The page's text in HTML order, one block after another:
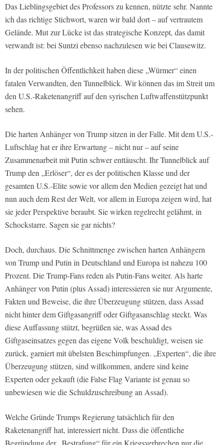
Das Lieblingsgebiet des Professors zu kennen, nützte sehr. Nannte
ich das richtige Stichwort, waren wir bald dort – auf vertrautem
Gelände. Mut zur Lücke ist das strategische Konzept, das damit
verwandt ist: bei Suntzi ebenso nachzulesen wie bei Clausewitz.
In der politischen Öffentlichkeit haben diese „Würmer“ einen
fatalen Verwandten, den Tunnelblick. Wir können das im Streit um
den U.S.-Raketenangriff auf den syrischen Luftwaffenstützpunkt
sehen.
Die harten Anhänger von Trump sitzen in der Falle. Mit dem U.S.-
Luftschlag hat er ihre Erwartung – nicht nur – auf seine
Zusammenarbeit mit Putin schwer enttäuscht. Ihr Tunnelblick auf
Trump den „Erlöser“, der es der politischen Klasse und der
gesamten U.S.-Elite sowie vor allem den Medien gezeigt hat und
nun auch dem Rest der Welt, vor allem in Europa zeigen wird, hat
sie jeder Perspektive beraubt. Sie wirken regelrecht gelähmt, in
Schockstarre. Sagen sie gar nichts?
Doch, durchaus. Die Schnittmenge zwischen harten Anhängern
von Trump und Putin in Deutschland und Europa ist nahezu 100
Prozent. Die Trump-Fans reden als Putin-Fans weiter. Als harte
Anhänger von Putin (plus Assad) interessieren sie nur Argumente,
Fakten und Beweise, die ihre Überzeugung stützen, dass Assad
nicht hinter dem Giftgasangriff oder Giftgasanschlag steckt. Was
diese Auffassung stützt, begrüßen sie, was Assad des
Giftgaseinsatzes gegen das eigene Volk beschuldigt, weisen sie
zurück, garniert mit übelsten Beschimpfungen. „Experten“, die ihre
Überzeugung stützen, sind willkommen, andere sind keine
Experten oder gekauft (die False Flag Variante ist genau so
unbewiesen wie die Schuldzuschreibung an Assad).
Welche Gründe Trumps Regierung tatsächlich für den
Raketenangriff hat, interessiert nicht. Dass die öffentliche